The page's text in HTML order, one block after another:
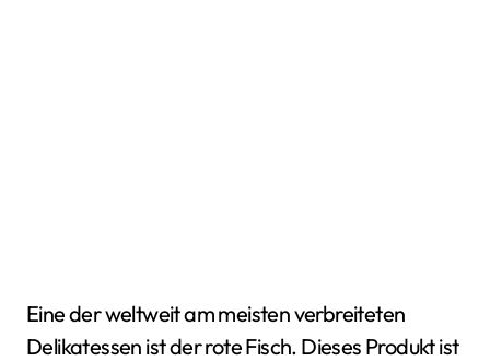
Eine der weltweit am meisten verbreiteten
Delikatessen ist der rote Fisch. Dieses Produkt ist